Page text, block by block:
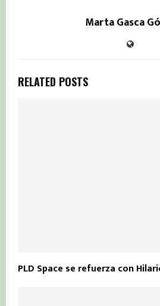
Marta Gasca
RELATED POSTS
PLD Space se refuerza con